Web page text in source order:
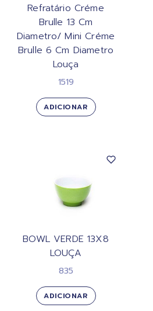
Refratário Créme
Brulle 13 Cm
Diametro/ Mini Créme
Brulle 6 Cm Diametro
Louça
1519
ADICIONAR
BOWL VERDE 13X8
LOUÇA
835
ADICIONAR